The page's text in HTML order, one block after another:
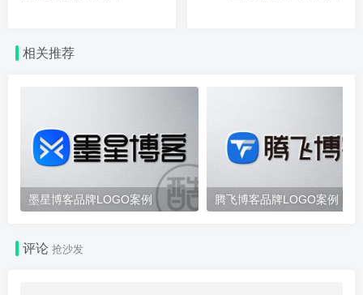
相关推荐
墨星博客品牌LOGO案例 腾飞博客品牌LOGO案例
评论抢沙发